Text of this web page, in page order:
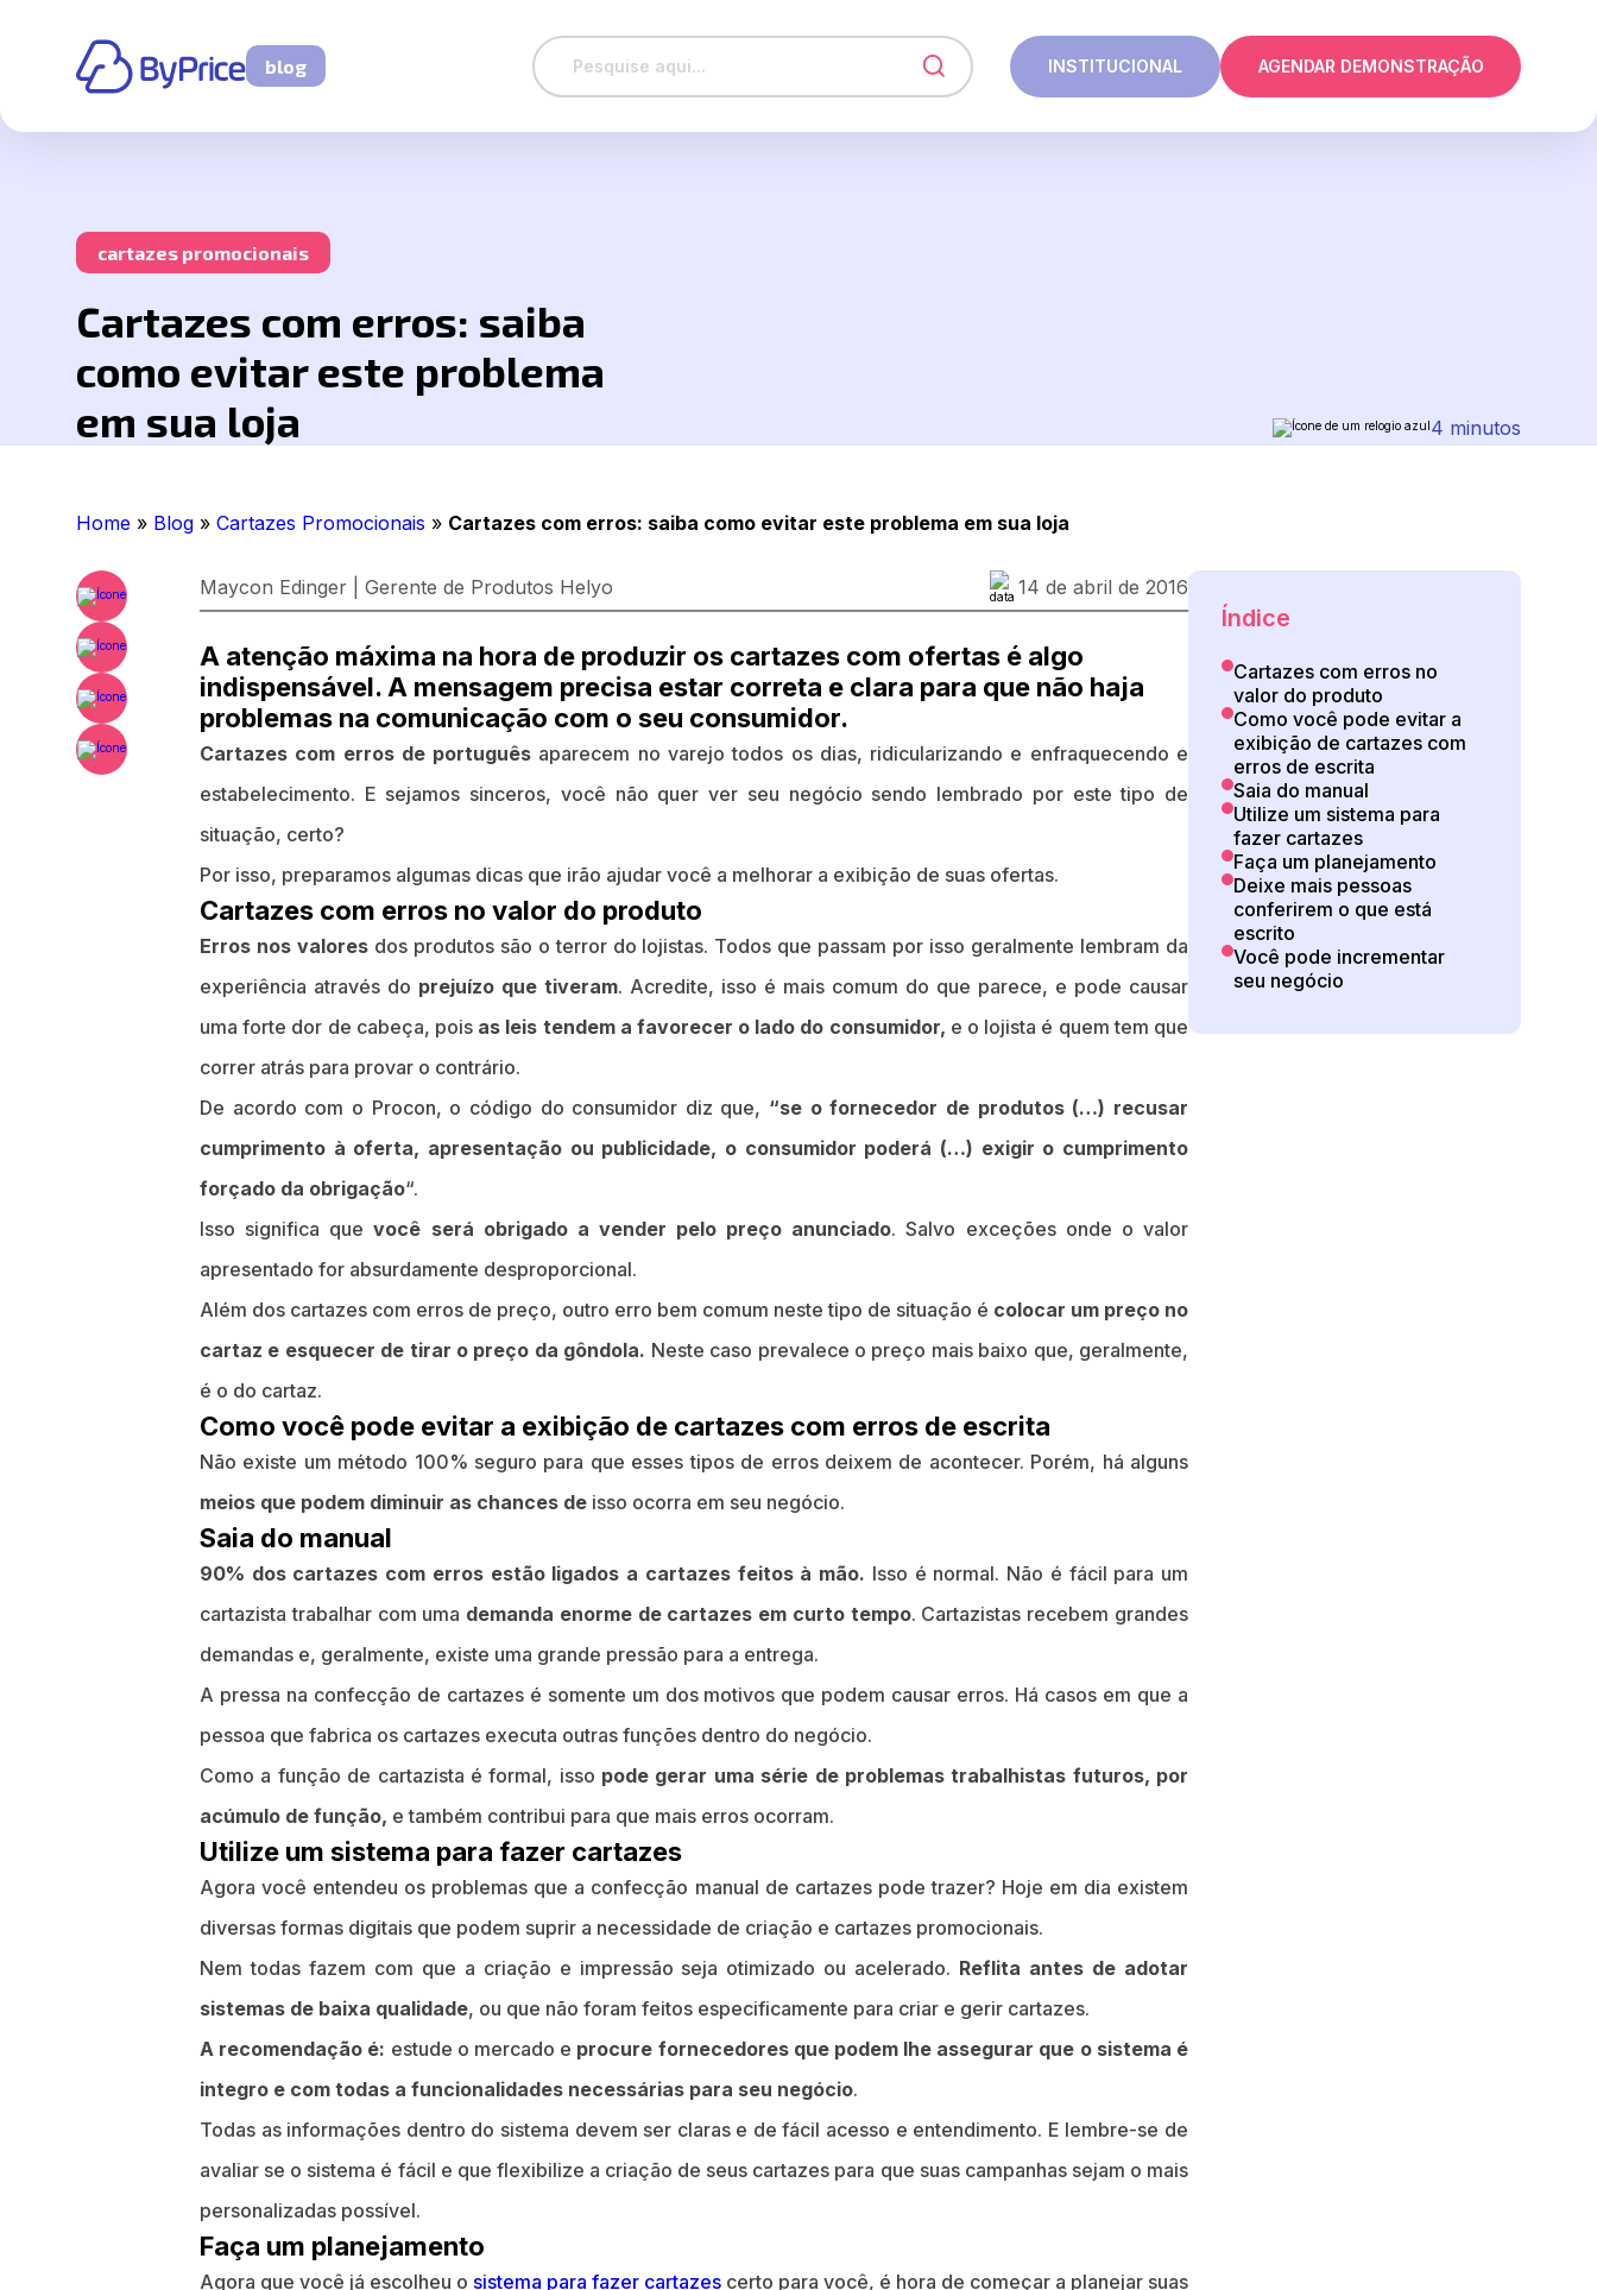
blog INSTITUCIONAL AGENDAR DEMONSTRAÇÃO
cartazes promocionais
Cartazes com erros: saiba
como evitar este problema
em sua loja
4 minutos
Home » Blog » Cartazes Promocionais » Cartazes com erros: saiba como evitar este problema em sua loja
Maycon Edinger | Gerente de Produtos Helyo 14 de abril de 2016
A atenção máxima na hora de produzir os cartazes com ofertas é algo
indispensável. A mensagem precisa estar correta e clara para que não haja
problemas na comunicação com o seu consumidor.
Cartazes com erros de português aparecem no varejo todos os dias, ridicularizando e enfraquecendo e
estabelecimento. E sejamos sinceros, você não quer ver seu negócio sendo lembrado por este tipo de
situação, certo?
Por isso, preparamos algumas dicas que irão ajudar você a melhorar a exibição de suas ofertas.
Cartazes com erros no valor do produto
Erros nos valoresdos produtos são o terror do lojistas. Todos que passam por isso geralmente lembram da
experiência através do prejuízo que tiveram. Acredite, isso é mais comum do que parece, e pode causar
uma forte dor de cabeça, pois as leis tendem a favorecer o lado do consumidor, e o lojista é quem tem que
correr atrás para provar o contrário.
De acordo com o Procon, o código do consumidor diz que, “se o fornecedor de produtos (…) recusar
cumprimento à oferta, apresentação ou publicidade, o consumidor poderá (…) exigir o cumprimento
forçado da obrigação“.
Isso significa quevocê será obrigado a vender pelo preço anunciado. Salvo exceções onde o valor
apresentado for absurdamente desproporcional.
Além dos cartazes com erros de preço, outro erro bem comum neste tipo de situação é colocar um preço no
cartaz e esquecer de tirar o preço da gôndola. Neste caso prevalece o preço mais baixo que, geralmente,
é o do cartaz.
Como você pode evitar a exibição de cartazes com erros de escrita
Não existe um método 100% seguro para que esses tipos de erros deixem de acontecer. Porém, há alguns
meios que podem diminuir as chances de isso ocorra em seu negócio.
Saia do manual
90% dos cartazes com erros estão ligados a cartazes feitos à mão. Isso é normal. Não é fácil para um
cartazista trabalhar com uma demanda enorme de cartazes em curto tempo. Cartazistas recebem grandes
demandas e, geralmente, existe uma grande pressão para a entrega.
A pressa na confecção de cartazes é somente um dos motivos que podem causar erros. Há casos em que a
pessoa que fabrica os cartazes executa outras funções dentro do negócio.
Como a função de cartazista é formal, isso pode gerar uma série de problemas trabalhistas futuros, por
acúmulo de função, e também contribui para que mais erros ocorram.
Utilize um sistema para fazer cartazes
Agora você entendeu os problemas que a confecção manual de cartazes pode trazer? Hoje em dia existem
diversas formas digitais que podem suprir a necessidade de criação e cartazes promocionais.
Nem todas fazem com que a criação e impressão seja otimizado ou acelerado. Reflita antes de adotar
sistemas de baixa qualidade, ou que não foram feitos especificamente para criar e gerir cartazes.
A recomendação é: estude o mercado e procure fornecedores que podem lhe assegurar que o sistema é
integro e com todas a funcionalidades necessárias para seu negócio.
Todas as informações dentro do sistema devem ser claras e de fácil acesso e entendimento. E lembre-se de
avaliar se o sistema é fácil e que flexibilize a criação de seus cartazes para que suas campanhas sejam o mais
personalizadas possível.
Faça um planejamento
Agora que você já escolheu o sistema para fazer cartazes certo para você, é hora de começar a planejar suas
Índice
Cartazes com erros no
valor do produto
Como você pode evitar a
exibição de cartazes com
erros de escrita
Saia do manual
Utilize um sistema para
fazer cartazes
Faça um planejamento
Deixe mais pessoas
conferirem o que está
escrito
Você pode incrementar
seu negócio